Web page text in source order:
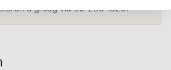
u graag via 06-23643267